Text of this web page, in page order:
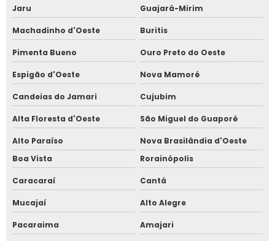
Jaru Guajará-Mirim
Machadinho d'Oeste Buritis
Pimenta Bueno Ouro Preto do Oeste
Espigão d'Oeste Nova Mamoré
Candeias do Jamari Cujubim
Alta Floresta d'Oeste São Miguel do Guaporé
Alto Paraíso
Nova Brasilândia d'Oeste
Boa Vista
Rorainópolis
Caracaraí Cantá
Mucajaí Alto Alegre
Pacaraima Amajari